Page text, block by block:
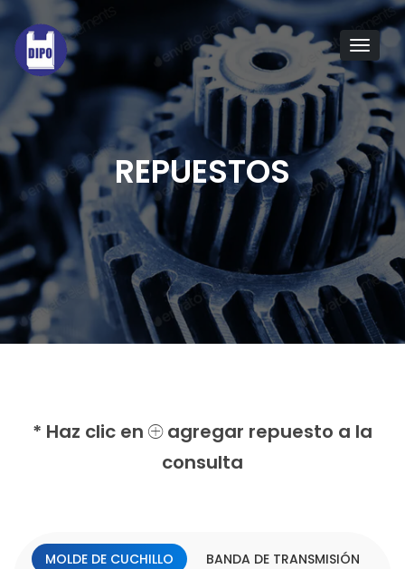
REPUESTOS
* Haz clic en
agregar repuesto a la
consulta
MOLDE DE CUCHILLO
BANDA DE TRANSMISIÓN